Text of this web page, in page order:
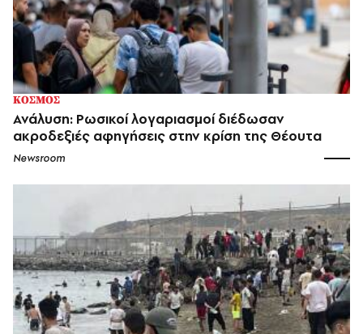
ΚΟΣΜΟΣ
Ανάλυση: Ρωσικοί λογαριασμοί διέδωσαν
ακροδεξιές αφηγήσεις στην κρίση της Θέουτα
Newsroom